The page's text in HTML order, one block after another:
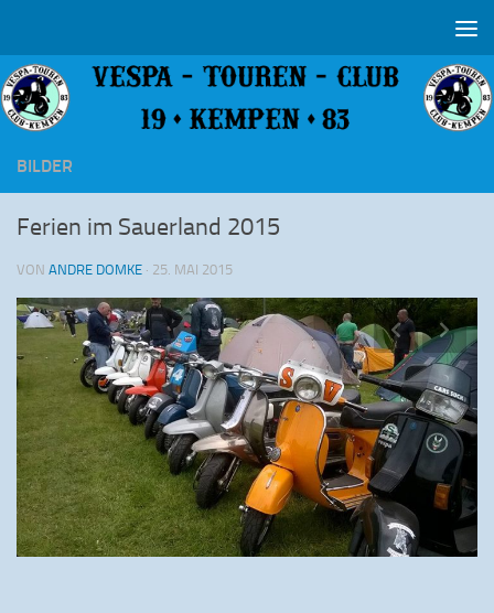
BILDER
Ferien im Sauerland 2015
VON ANDRE DOMKE · 25. MAI 2015